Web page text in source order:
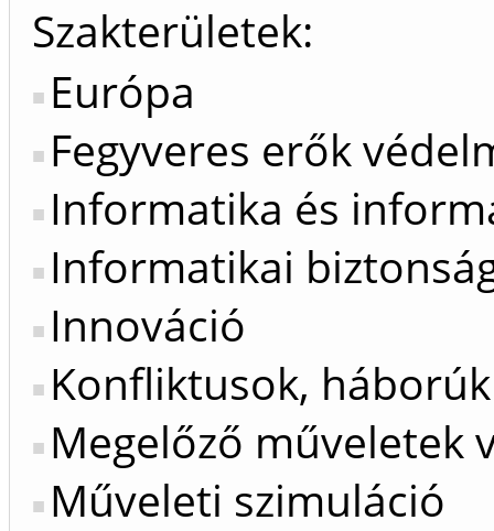
Szakterületek:
Európa
Fegyveres erők
Informatika és
Informatikai
Innováció
Konfliktusok,
Megelőző műveletek
Műveleti szimuláció